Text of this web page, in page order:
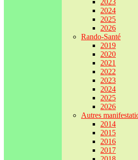
2023
2024
2025
2026
Rando-Santé
2019
2020
2021
2022
2023
2024
2025
2026
Autres
2014
2015
2016
2017